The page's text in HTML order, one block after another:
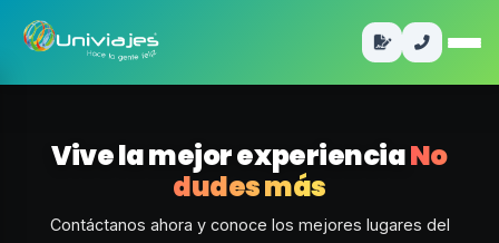
Vive la mejor experienciaNo
dudes más
Contáctanos ahora y conoce los mejores lugares del